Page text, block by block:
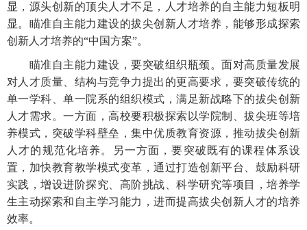
显，源头创新的顶尖人才不足，人才培养的自主能力短板明
显。瞄准自主能力建设的拔尖创新人才培养，能够形成探索
创新人才培养的“中国方案”。
瞄准自主能力建设，要突破组织瓶颈。面对高质量发展
对人才质量、结构与竞争力提出的更高要求，要突破传统的
单一学科、单一院系的组织模式，满足新战略下的拔尖创新
人才需求。一方面，高校要积极探索以学院制、拔尖班等培
养模式，突破学科壁垒，集中优质教育资源，推动拔尖创新
人才的规范化培养。另一方面，要突破既有的课程体系设
置，加快教育教学模式变革，通过打造创新平台、鼓励科研
实践，增设进阶探究、高阶挑战、科学研究等项目，培养学
生主动探索和自主学习能力，进而提高拔尖创新人才的培养
效率。